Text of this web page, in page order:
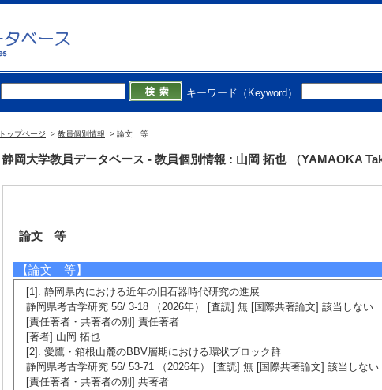
キーワード（Keyword）
トップページ > 教員個別情報 > 論文 等
静岡大学教員データベース - 教員個別情報 : 山岡 拓也 （YAMAOKA
論文 等
【論文 等】
[1]. 静岡県内における近年の旧石器時代研究の進展
静岡県考古学研究 56/ 3-18 （2026年） [査読] 無 [国際共著論文] 該当しない
[責任著者・共著者の別] 責任著者
[著者] 山岡 拓也
[2]. 愛鷹・箱根山麓のBBV層期における環状ブロック群
静岡県考古学研究 56/ 53-71 （2026年） [査読] 無 [国際共著論文] 該当しない
[責任著者・共著者の別] 共著者